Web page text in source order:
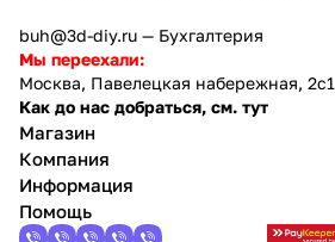
buh@3d-diy.ru — Бухгалтерия
Мы переехали:
Москва, Павелецкая набережная, 2с1
Как до нас добраться, см. тут
Магазин
Компания
Информация
Помощь